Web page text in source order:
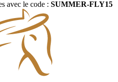
avec le code : SUMMER-FLY15